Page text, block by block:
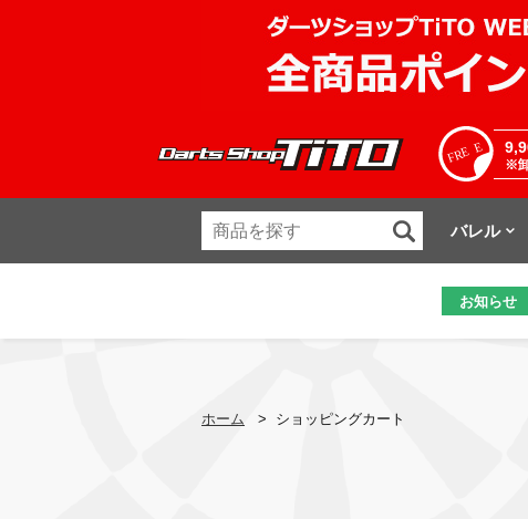
※
バレル
お知らせ
ホーム > ショッピングカート